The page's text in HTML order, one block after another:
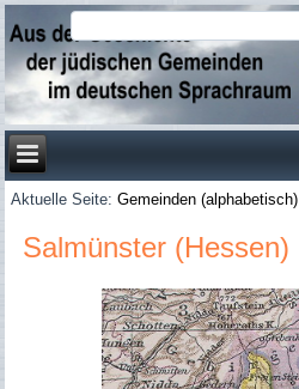
Aktuelle Seite:Gemeinden (alphabetisch)
Salmünster (Hessen)